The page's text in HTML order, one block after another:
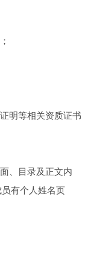
明等相关资质证书
、目录及正文内
有个人姓名页